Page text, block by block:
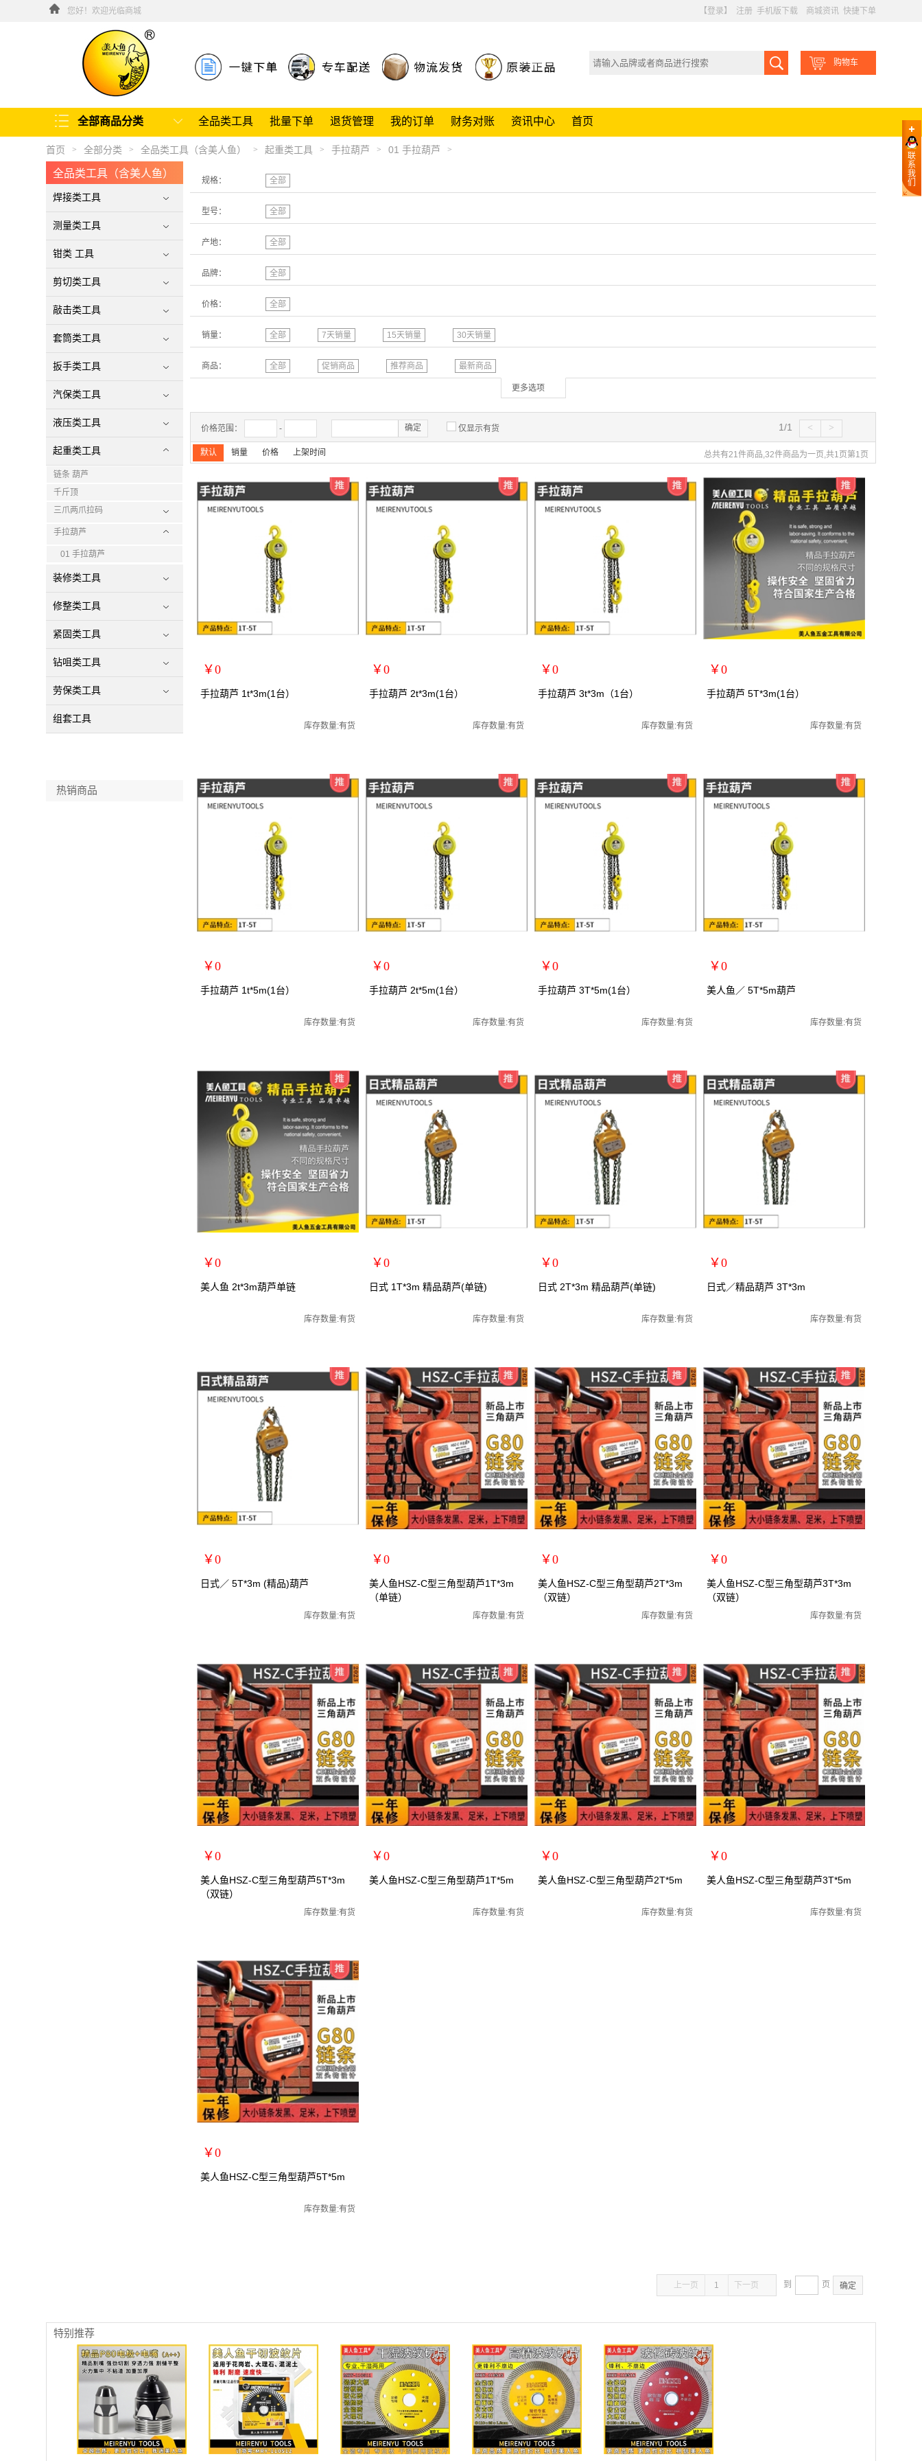
您好！欢迎光临商城 【登录】 注册 手机版下载 商城资讯 快捷下单
购物车
全品类工具 批量下单 退货管理 我的订单 财务对账 资讯中心 首页
全部商品分类
联
系
我
们
首页 > 全部分类 > 全品类工具（含美人鱼） > 起重类工具 > 手拉葫芦 > 01 手拉葫芦 >
全品类工具（含美人鱼）
焊接类工具
测量类工具
钳类 工具
剪切类工具
敲击类工具
套筒类工具
扳手类工具
汽保类工具
液压类工具
起重类工具
链条 葫芦
千斤顶
三爪两爪拉码
手拉葫芦
01 手拉葫芦
装修类工具
修整类工具
紧固类工具
钻咀类工具
劳保类工具
组套工具
热销商品
规格： 全部
型号： 全部
产地： 全部
品牌： 全部
价格： 全部
销量： 全部 7天销量 15天销量 30天销量
商品： 全部 促销商品 推荐商品 最新商品
更多选项
价格范围： - 确定 仅显示有货 >
<
1/1
默认 销量 价格 上架时间 总共有21件商品,32件商品为一页,共1页第1页
￥0
扩展说明：
关键词：手拉葫芦/手动葫芦/起重葫芦
单位：
手拉葫芦 1t*3m(1台）
库存数量:有货
￥0
扩展说明：
关键词：手拉葫芦/手动葫芦/起重葫芦
单位：
手拉葫芦 2t*3m(1台）
库存数量:有货
￥0
扩展说明：
关键词：手拉葫芦/手动葫芦/起重葫芦
单位：
手拉葫芦 3t*3m（1台）
库存数量:有货
￥0
扩展说明：
关键词：手拉葫芦/手动葫芦/起重葫芦
单位：
手拉葫芦 5T*3m(1台）
库存数量:有货
￥0
扩展说明：
关键词：手拉葫芦/手动葫芦/起重葫芦
单位：
手拉葫芦 1t*5m(1台）
库存数量:有货
￥0
扩展说明：
关键词：手拉葫芦/手动葫芦/起重葫芦
单位：
手拉葫芦 2t*5m(1台）
库存数量:有货
￥0
扩展说明：
关键词：手拉葫芦/手动葫芦/起重葫芦
单位：
手拉葫芦 3T*5m(1台）
库存数量:有货
￥0
扩展说明：
关键词：手拉葫芦/手动葫芦/起重葫芦
单位：
美人鱼／ 5T*5m葫芦
库存数量:有货
￥0
扩展说明：
关键词：手拉葫芦/手动葫芦/起重葫芦
单位：
美人鱼 2t*3m葫芦单链
库存数量:有货
￥0
扩展说明：
关键词：手拉葫芦/手动葫芦/起重葫芦
单位：
日式 1T*3m 精品葫芦(单链)
库存数量:有货
￥0
扩展说明：
关键词：手拉葫芦/手动葫芦/起重葫芦
单位：
日式 2T*3m 精品葫芦(单链)
库存数量:有货
￥0
扩展说明：
关键词：手拉葫芦/手动葫芦/起重葫芦
单位：
日式／精品葫芦 3T*3m
库存数量:有货
￥0
扩展说明：
关键词：手拉葫芦/手动葫芦/起重葫芦
单位：
日式／ 5T*3m (精品)葫芦
库存数量:有货
￥0
扩展说明：
规格：1T*3m
关键词：手拉葫芦/手动葫芦/起重葫芦
单位：
美人鱼HSZ-C型三角型葫芦1T*3m
（单链）
库存数量:有货
￥0
扩展说明：
规格：2T*3m
关键词：手拉葫芦/手动葫芦/起重葫芦
单位：
美人鱼HSZ-C型三角型葫芦2T*3m
（双链）
库存数量:有货
￥0
扩展说明：
规格：3T*3m
关键词：手拉葫芦/手动葫芦/起重葫芦
单位：
美人鱼HSZ-C型三角型葫芦3T*3m
（双链）
库存数量:有货
￥0
扩展说明：
规格：5T*3m
关键词：手拉葫芦/手动葫芦/起重葫芦
单位：
美人鱼HSZ-C型三角型葫芦5T*3m
（双链）
库存数量:有货
￥0
扩展说明：
关键词：手拉葫芦/手动葫芦/起重葫芦
美人鱼HSZ-C型三角型葫芦1T*5m
库存数量:有货
￥0
扩展说明：
关键词：手拉葫芦/手动葫芦/起重葫芦
美人鱼HSZ-C型三角型葫芦2T*5m
库存数量:有货
￥0
扩展说明：
关键词：手拉葫芦/手动葫芦/起重葫芦
美人鱼HSZ-C型三角型葫芦3T*5m
库存数量:有货
￥0
扩展说明：
关键词：手拉葫芦/手动葫芦/起重葫芦
美人鱼HSZ-C型三角型葫芦5T*5m
库存数量:有货
上一页 1 下一页 到 页 确定
特别推荐